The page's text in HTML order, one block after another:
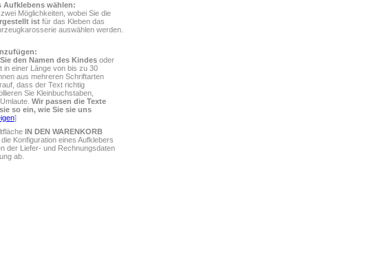
Aufklebens wählen:
Möglichkeiten, wobei Sie die
istfür das Kleben das
auswählen werden.
den Namen des Kindesoder
in einer Länge von bis zu 30
aus mehreren Schriftarten
dass der Text richtig
Sie Kleinbuchstaben,
Wir passen die Texte
so ein, wie Sie sie uns
]
IN DEN WARENKORB
Konfiguration eines Aufklebers
der Liefer- und Rechnungsdaten
ab.